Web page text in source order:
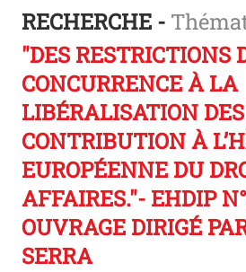
RECHERCHE -
"DES RESTRICTIONS
CONCURRENCE À LA
LIBÉRALISATION
CONTRIBUTION À
EUROPÉENNE DU
AFFAIRES."- EHDIP
OUVRAGE DIRIGÉ
SERRA